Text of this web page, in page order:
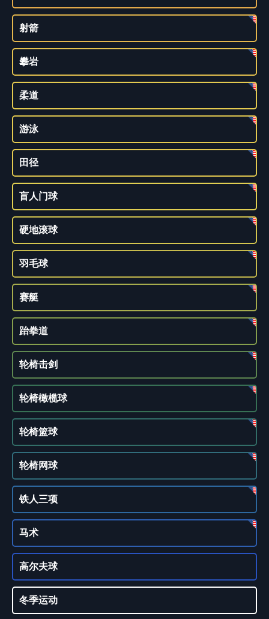
射箭
攀岩
柔道
游泳
田径
盲人门球
硬地滚球
羽毛球
赛艇
跆拳道
轮椅击剑
轮椅橄榄球
轮椅篮球
轮椅网球
铁人三项
马术
高尔夫球
冬季运动